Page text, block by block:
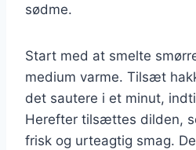
sødme.
Start med at smelte
medium varme. Tilsæt
det sautere i et minut,
Herefter tilsættes dilden,
frisk og urteagtig smag.